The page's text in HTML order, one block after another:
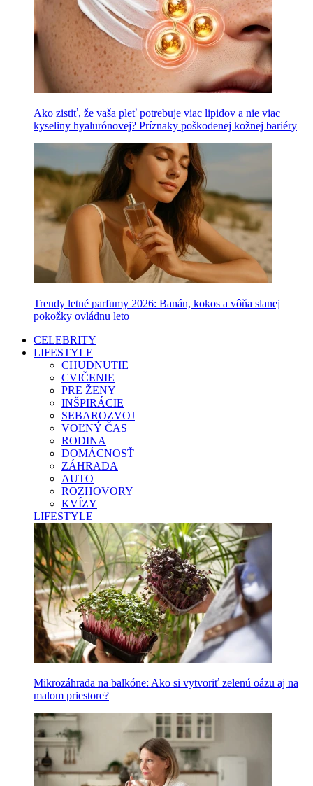
Ako zistiť, že vaša pleť potrebuje viac lipidov a nie viac
kyseliny hyalurónovej? Príznaky poškodenej kožnej bariéry
Trendy letné parfumy 2026: Banán, kokos a vôňa slanej
pokožky ovládnu leto
CELEBRITY
LIFESTYLE
CHUDNUTIE
CVIČENIE
PRE ŽENY
INŠPIRÁCIE
SEBAROZVOJ
VOĽNÝ ČAS
RODINA
DOMÁCNOSŤ
ZÁHRADA
AUTO
ROZHOVORY
KVÍZY
LIFESTYLE
Mikrozáhrada na balkóne: Ako si vytvoriť zelenú oázu aj na
malom priestore?